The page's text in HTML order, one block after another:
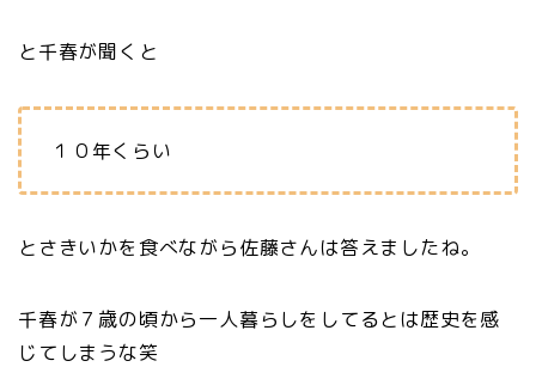
と千春が聞くと
１０年くらい
とさきいかを食べながら佐藤さんは答えましたね。
千春が７歳の頃から一人暮らしをしてるとは歴史を感
じてしまうな笑